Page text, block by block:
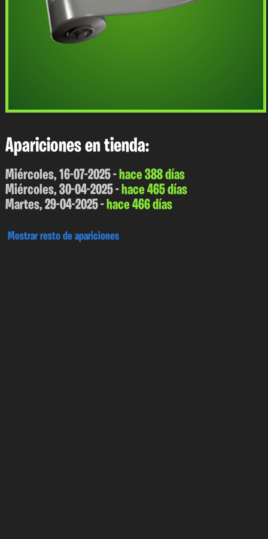
Apariciones en tienda:
Miércoles, 16-07-2025 -hace 388 días
Miércoles, 30-04-2025 -hace 465 días
Martes, 29-04-2025 -hace 466 días
Mostrar resto de apariciones